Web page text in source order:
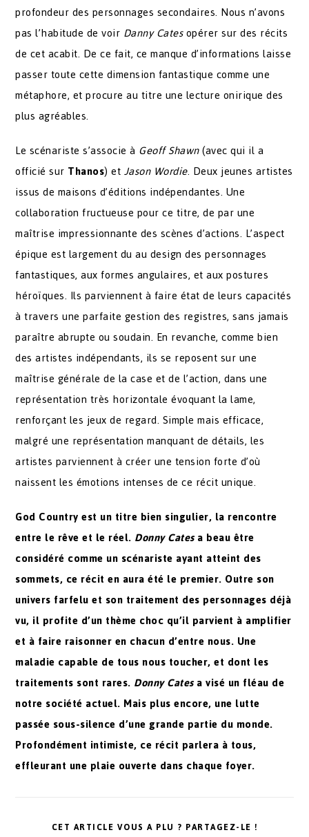
profondeur des personnages secondaires. Nous n’avons
pas l’habitude de voir Danny Catesopérer sur des récits
de cet acabit. De ce fait, ce manque d’informations laisse
passer toute cette dimension fantastique comme une
métaphore, et procure au titre une lecture onirique des
plus agréables.
Le scénariste s’associe à Geoff Shawn(avec qui il a
officié sur Thanos) etJason Wordie. Deux jeunes artistes
issus de maisons d’éditions indépendantes. Une
collaboration fructueuse pour ce titre, de par une
maîtrise impressionnante des scènes d’actions. L’aspect
épique est largement du au design des personnages
fantastiques, aux formes angulaires, et aux postures
héroïques. Ils parviennent à faire état de leurs capacités
à travers une parfaite gestion des registres, sans jamais
paraître abrupte ou soudain. En revanche, comme bien
des artistes indépendants, ils se reposent sur une
maîtrise générale de la case et de l’action, dans une
représentation très horizontale évoquant la lame,
renforçant les jeux de regard. Simple mais efficace,
malgré une représentation manquant de détails, les
artistes parviennent à créer une tension forte d’où
naissent les émotions intenses de ce récit unique.
God Country est un titre bien singulier, la rencontre
entre le rêve et le réel. Donny Catesa beau être
considéré comme un scénariste ayant atteint des
sommets, ce récit en aura été le premier. Outre son
univers farfelu et son traitement des personnages déjà
vu, il profite d’un thème choc qu’il parvient à amplifier
et à faire raisonner en chacun d’entre nous. Une
maladie capable de tous nous toucher, et dont les
traitements sont rares. Donny Catesa visé un fléau de
notre société actuel. Mais plus encore, une lutte
passée sous-silence d’une grande partie du monde.
Profondément intimiste, ce récit parlera à tous,
effleurant une plaie ouverte dans chaque foyer.
CET ARTICLE VOUS A PLU ? PARTAGEZ-LE !